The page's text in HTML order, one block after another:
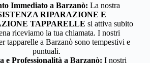
Immediato a Barzanò: La nostra
RIPARAZIONE E
TAPPARELLE si attiva subito
riceviamo la tua chiamata. I nostri
tapparelle a Barzanò sono tempestivi e
puntuali.
e Professionalità a Barzanò: I nostri